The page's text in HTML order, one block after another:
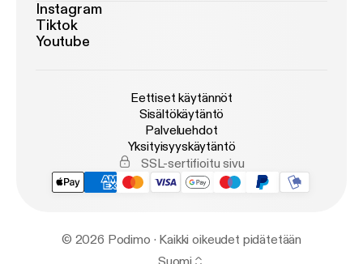
Instagram
Tiktok
Youtube
Eettiset käytännöt
Sisältökäytäntö
Palveluehdot
Yksityisyyskäytäntö
SSL-sertifioitu sivu
© 2026 Podimo · Kaikki oikeudet pidätetään